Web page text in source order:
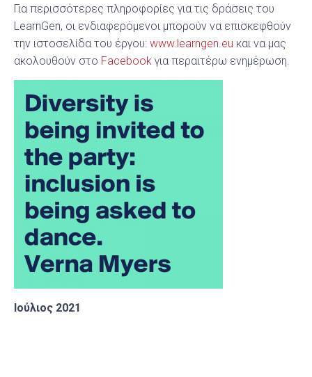
Για περισσότερες πληροφορίες για τις δράσεις του
LearnGen, οι ενδιαφερόμενοι μπορούν να επισκεφθούν
την ιστοσελίδα του έργου: www.learngen.eu και να μας
ακολουθούν στο Facebook για περαιτέρω ενημέρωση.
Ιούλιος 2021